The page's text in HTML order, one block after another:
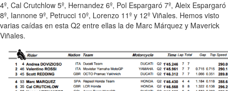
4º, Cal Crutchlow 5º, Hernandez 6º, Pol Espargaró 7º, Aleix Espargaró
8º, Iannone 9º, Petrucci 10º, Lorenzo 11º y 12º Viñales. Hemos visto
varias caídas en esta Q2 entre ellas la de Marc Márquez y Maverick
Viñales.